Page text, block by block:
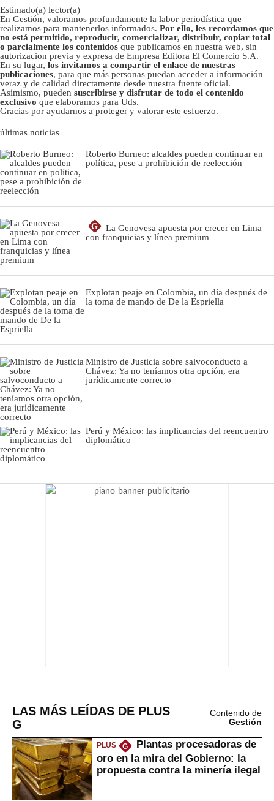
Estimado(a) lector(a)
En Gestión, valoramos profundamente la labor periodística que
realizamos para mantenerlos informados. Por ello, les recordamos que
no está permitido, reproducir, comercializar, distribuir, copiar total
o parcialmente los contenidos que publicamos en nuestra web, sin
autorizacion previa y expresa de Empresa Editora El Comercio S.A.
En su lugar, los invitamos a compartir el enlace de nuestras
publicaciones, para que más personas puedan acceder a información
veraz y de calidad directamente desde nuestra fuente oficial.
Asimismo, pueden suscribirse y disfrutar de todo el contenido
exclusivo que elaboramos para Uds.
Gracias por ayudarnos a proteger y valorar este esfuerzo.
últimas noticias
Roberto Burneo: alcaldes pueden continuar en
política, pese a prohibición de reelección
G
La Genovesa apuesta por crecer en Lima
con franquicias y línea premium
Explotan peaje en Colombia, un día después de
la toma de mando de De la Espriella
Ministro de Justicia sobre salvoconducto a
Chávez: Ya no teníamos otra opción, era
jurídicamente correcto
Perú y México: las implicancias del reencuentro
diplomático
LAS MÁS LEÍDAS DE PLUS
G
Contenido de
Gestión
PLUS G
Plantas procesadoras de
oro en la mira del Gobierno: la
propuesta contra la minería ilegal